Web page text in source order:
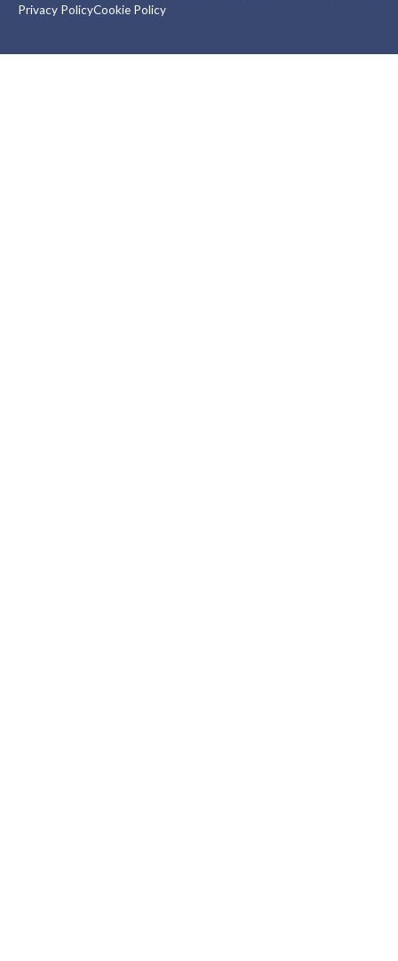
Privacy PolicyCookie Policy